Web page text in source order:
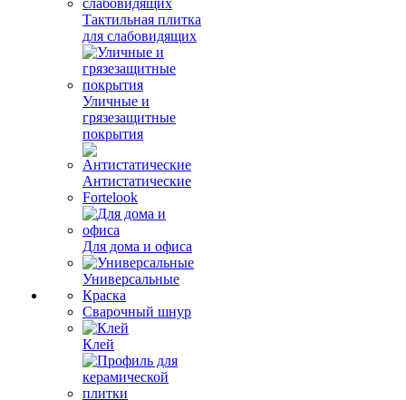
Тактильная плитка
для слабовидящих
Уличные и
грязезащитные
покрытия
Антистатические
Fortelook
Для дома и офиса
Универсальные
Краска
Сварочный шнур
Клей